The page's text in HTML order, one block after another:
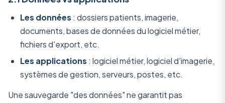
Les données : dossiers patients, imagerie,
documents, bases de données du logiciel métier,
fichiers d'export, etc.
Les applications : logiciel métier, logiciel d'imagerie,
systèmes de gestion, serveurs, postes, etc.
Une sauvegarde "des données" ne garantit pas